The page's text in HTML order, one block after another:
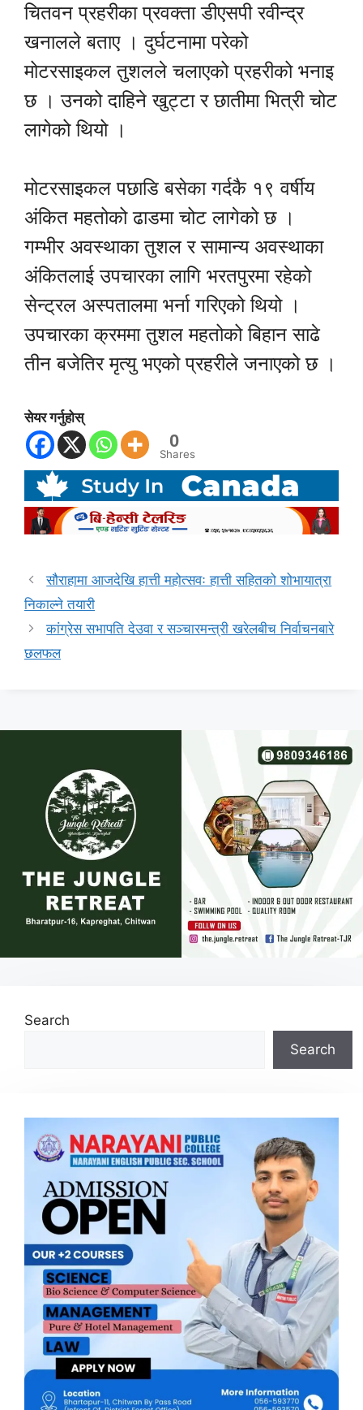
चितवन प्रहरीका प्रवक्ता डीएसपी रवीन्द्र
खनालले बताए । दुर्घटनामा परेको
मोटरसाइकल तुशलले चलाएको प्रहरीको भनाइ
छ । उनको दाहिने खुट्टा र छातीमा भित्री चोट
लागेको थियो ।
मोटरसाइकल पछाडि बसेका गर्दकै १९ वर्षीय
अंकित महतोको ढाडमा चोट लागेको छ ।
गम्भीर अवस्थाका तुशल र सामान्य अवस्थाका
अंकितलाई उपचारका लागि भरतपुरमा रहेको
सेन्ट्रल अस्पतालमा भर्ना गरिएको थियो ।
उपचारका क्रममा तुशल महतोको बिहान साढे
तीन बजेतिर मृत्यु भएको प्रहरीले जनाएको छ ।
सेयर गर्नुहोस्
0
Shares
सौराहामा आजदेखि हात्ती महोत्सवः हात्ती सहितको शोभायात्रा
निकाल्ने तयारी
कांग्रेस सभापति देउवा र सञ्चारमन्त्री खरेलबीच निर्वाचनबारे
छलफल
Search
Search